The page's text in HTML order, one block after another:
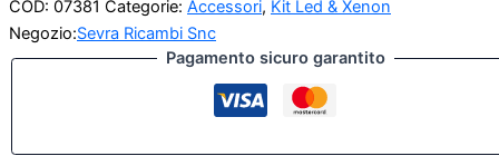
per
H1
Dark
COD: 07381 Categorie: Accessori, Kit Led & Xenon
Negozio:Sevra Ricambi Snc
Pagamento sicuro garantito